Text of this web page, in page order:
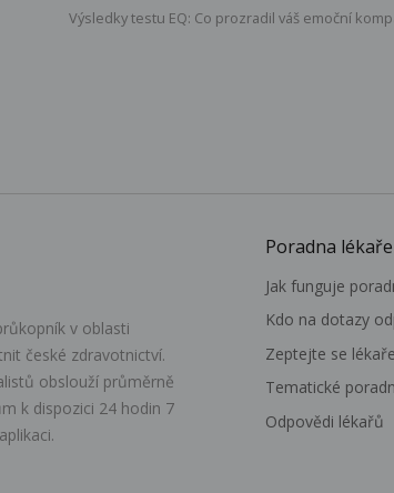
Výsledky testu EQ: Co prozradil váš emoční
v oblasti
české zdravotnictví.
obslouží průměrně
k dispozici 24 hodin 7
Poradna lékaře
Jak funguje
Kdo na dotazy
Zeptejte se lékaře
Tematické
Odpovědi lékařů